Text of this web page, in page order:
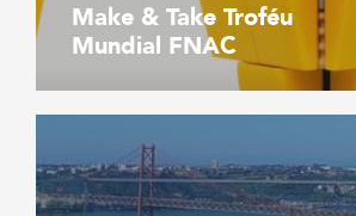
Make & Take Troféu
Mundial FNAC